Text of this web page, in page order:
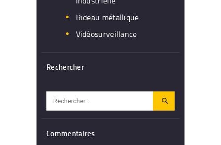
Rideau métallique
Vidéosurveillance
Rechercher
Commentaires